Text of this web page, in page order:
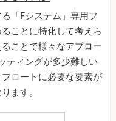
「Fシステム」専用フ
ことに特化して考えら
ことで様々なアプロー
ティングが多少難しい
ロートに必要な要素が
ます。